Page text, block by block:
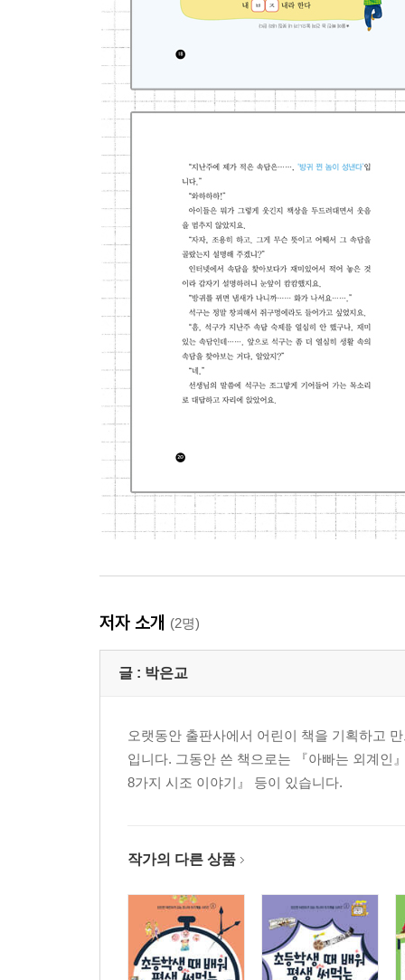
저자 소개 (2명)
글 : 박은교
오랫동안 출판사에서 어린이 책을 기획하고
입니다. 그동안 쓴 책으로는 『아빠는 외계인
8가지 시조 이야기』 등이 있습니다.
작가의 다른 상품